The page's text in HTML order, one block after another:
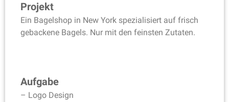
Projekt
Ein Bagelshop in New York spezialisiert auf frisch
gebackene Bagels. Nur mit den feinsten Zutaten.
Aufgabe
– Logo Design